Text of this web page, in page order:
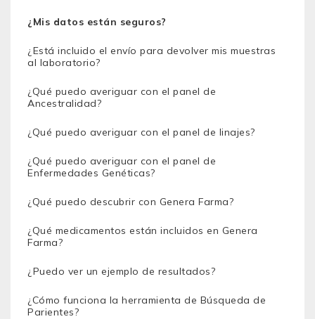
¿Mis datos están seguros?
¿Está incluido el envío para devolver mis muestras
al laboratorio?
¿Qué puedo averiguar con el panel de
Ancestralidad?
¿Qué puedo averiguar con el panel de linajes?
¿Qué puedo averiguar con el panel de
Enfermedades Genéticas?
¿Qué puedo descubrir con Genera Farma?
¿Qué medicamentos están incluidos en Genera
Farma?
¿Puedo ver un ejemplo de resultados?
¿Cómo funciona la herramienta de Búsqueda de
Parientes?